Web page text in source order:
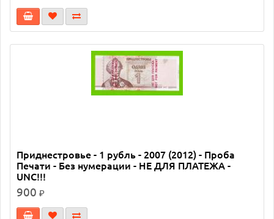
Приднестровье - 1 рубль - 2007 (2012) - Проба
Печати - Без нумерации - НЕ ДЛЯ ПЛАТЕЖА -
UNC!!!
900 ₽